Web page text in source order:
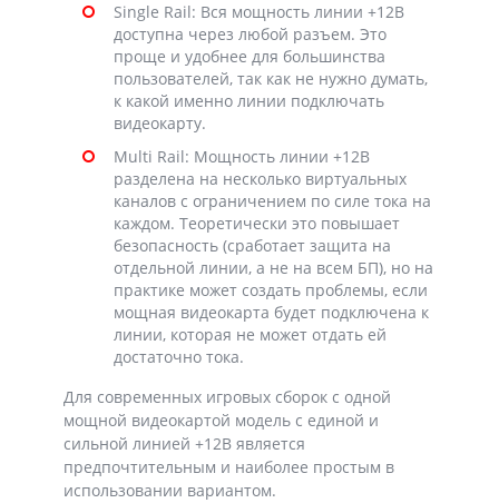
Single Rail: Вся мощность линии +12В
доступна через любой разъем. Это
проще и удобнее для большинства
пользователей, так как не нужно думать,
к какой именно линии подключать
видеокарту.
Multi Rail: Мощность линии +12В
разделена на несколько виртуальных
каналов с ограничением по силе тока на
каждом. Теоретически это повышает
безопасность (сработает защита на
отдельной линии, а не на всем БП), но на
практике может создать проблемы, если
мощная видеокарта будет подключена к
линии, которая не может отдать ей
достаточно тока.
Для современных игровых сборок с одной
мощной видеокартой модель с единой и
сильной линией +12В является
предпочтительным и наиболее простым в
использовании вариантом.